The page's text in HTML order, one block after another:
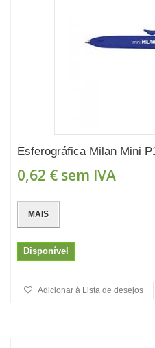
Esferográfica Milan Mini
0,62 € sem IVA
MAIS
Disponível
Adicionar à Lista de desejos